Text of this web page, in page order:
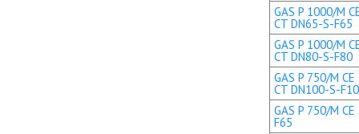
GAS P 1000/M
CT DN65-S-F65
GAS P 1000/M
CT DN80-S-F80
GAS P 750/M CE
CT DN100-S-
GAS P 750/M
F65